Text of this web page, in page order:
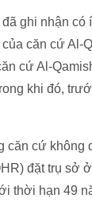
ghi nhận
căn cứ Al-
cứ Al-
khi đó,
căn cứ không
đặt trụ sở
thời hạn 49